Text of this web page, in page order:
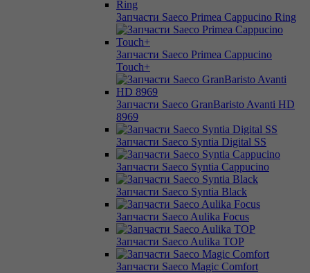
Запчасти Saeco Primea Cappucino Ring
Запчасти Saeco Primea Cappucino
Touch+
Запчасти Saeco GranBaristo Avanti HD
8969
Запчасти Saeco Syntia Digital SS
Запчасти Saeco Syntia Cappucino
Запчасти Saeco Syntia Black
Запчасти Saeco Aulika Focus
Запчасти Saeco Aulika TOP
Запчасти Saeco Magic Comfort